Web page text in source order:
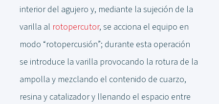
interior del agujero y, mediante la sujeción de la
varilla al rotopercutor, se acciona el equipo en
modo “rotopercusión”; durante esta operación
se introduce la varilla provocando la rotura de la
ampolla y mezclando el contenido de cuarzo,
resina y catalizador y llenando el espacio entre